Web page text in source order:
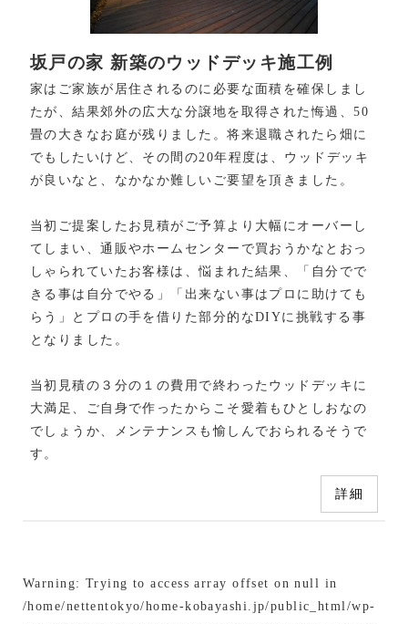
坂戸の家 新築のウッドデッキ施工例
家はご家族が居住されるのに必要な面積を確保しまし
たが、結果郊外の広大な分譲地を取得された悔過、50
畳の大きなお庭が残りました。将来退職されたら畑に
でもしたいけど、その間の20年程度は、ウッドデッキ
が良いなと、なかなか難しいご要望を頂きました。
当初ご提案したお見積がご予算より大幅にオーバーし
てしまい、通販やホームセンターで買おうかなとおっ
しゃられていたお客様は、悩まれた結果、「自分でで
きる事は自分でやる」「出来ない事はプロに助けても
らう」とプロの手を借りた部分的なDIYに挑戦する事
となりました。
当初見積の３分の１の費用で終わったウッドデッキに
大満足、ご自身で作ったからこそ愛着もひとしおなの
でしょうか、メンテナンスも愉しんでおられるそうで
す。
詳細
Warning: Trying to access array offset on null in
/home/nettentokyo/home-kobayashi.jp/public_html/wp-